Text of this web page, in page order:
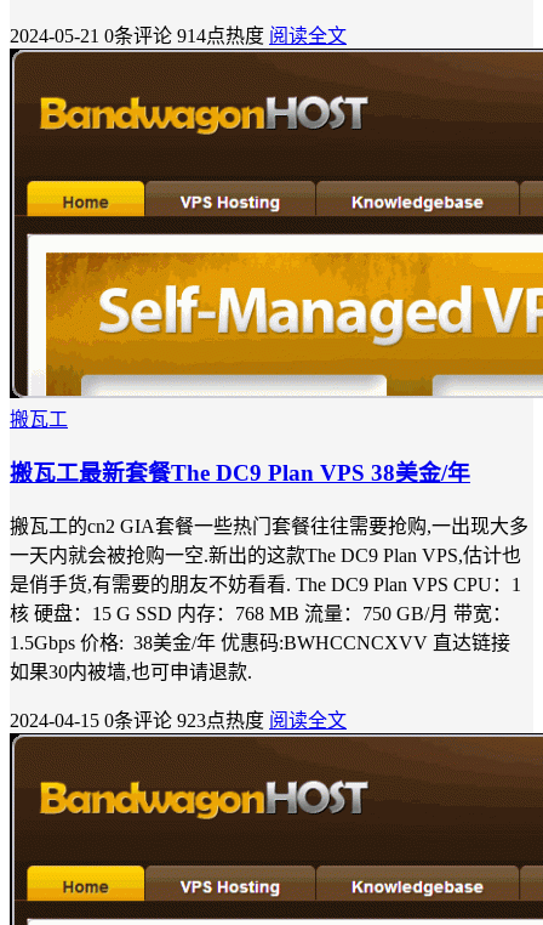
2024-05-21 0条评论 914点热度 阅读全文
搬瓦工
搬瓦工最新套餐The DC9 Plan VPS 38美金/年
搬瓦工的cn2 GIA套餐一些热门套餐往往需要抢购,一出现大多
一天内就会被抢购一空.新出的这款The DC9 Plan VPS,估计也
是俏手货,有需要的朋友不妨看看. The DC9 Plan VPS CPU：1
核 硬盘：15 G SSD 内存：768 MB 流量：750 GB/月 带宽：
1.5Gbps 价格: 38美金/年 优惠码:BWHCCNCXVV 直达链接
如果30内被墙,也可申请退款.
2024-04-15 0条评论 923点热度 阅读全文